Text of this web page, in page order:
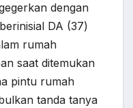
dengan
DA (37)
rumah
saat ditemukan
pintu rumah
tanda tanya